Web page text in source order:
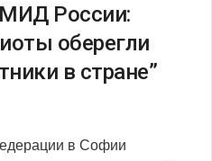
МИД России:
оберегли
в стране”
в Софии